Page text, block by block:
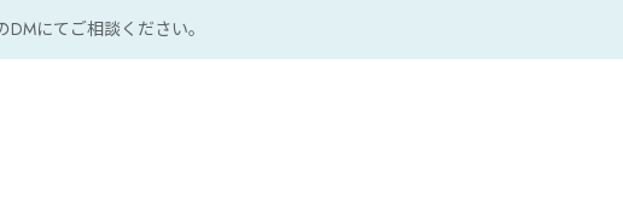
DMにてご相談ください。